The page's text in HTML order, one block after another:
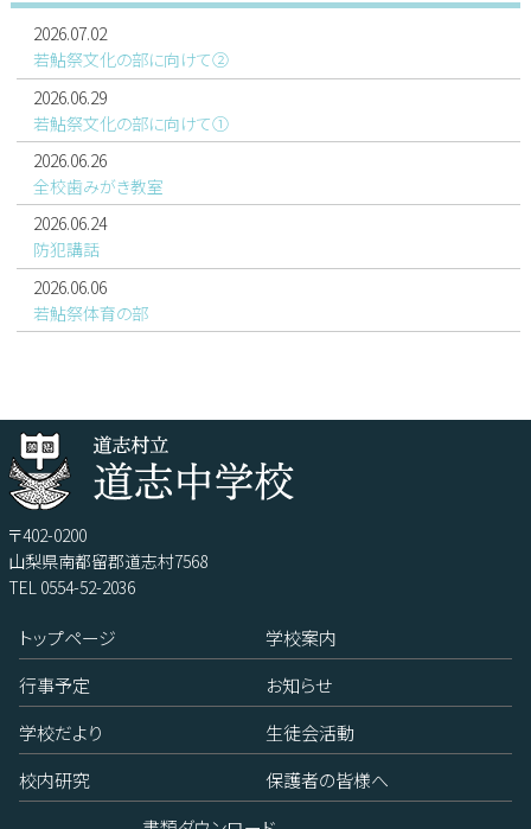
2026.07.02
若鮎祭文化の部に向けて②
2026.06.29
若鮎祭文化の部に向けて①
2026.06.26
全校歯みがき教室
2026.06.24
防犯講話
2026.06.06
若鮎祭体育の部
〒402-0200
山梨県南都留郡道志村7568
TEL 0554-52-2036
トップページ
学校案内
行事予定
お知らせ
学校だより
生徒会活動
校内研究
保護者の皆様へ